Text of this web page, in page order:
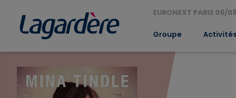
EURONEXT PARIS 06/
Groupe Activités